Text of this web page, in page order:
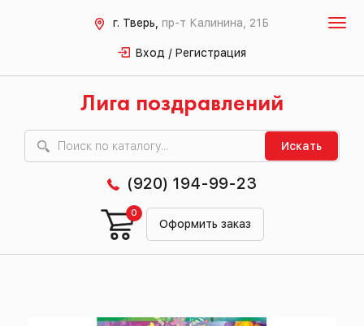
г. Тверь, пр-т Калинина, 21Б
Вход / Регистрация
Лига поздравлений
Искать
(920) 194-99-23
Оформить заказ
0